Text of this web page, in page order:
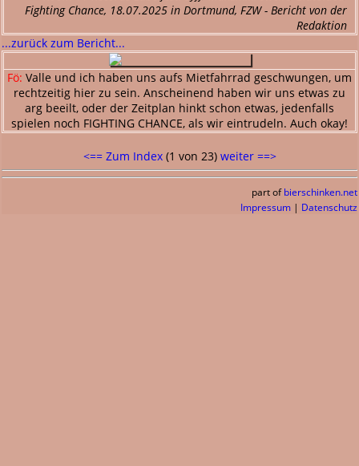
Fighting Chance, 18.07.2025 in Dortmund, FZW - Bericht von der
Redaktion
...zurück zum Bericht...
Fö: Valle und ich haben uns aufs Mietfahrrad geschwungen, um
rechtzeitig hier zu sein. Anscheinend haben wir uns etwas zu
arg beeilt, oder der Zeitplan hinkt schon etwas, jedenfalls
spielen noch FIGHTING CHANCE, als wir eintrudeln. Auch okay!
<== Zum Index(1 von 23) weiter ==>
part of bierschinken.net
Impressum | Datenschutz